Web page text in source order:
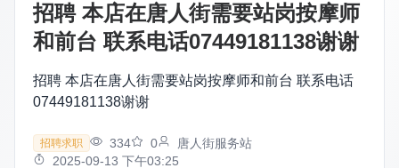
招聘 本店在唐人街需要站岗按摩师
和前台 联系电话07449181138谢谢
招聘 本店在唐人街需要站岗按摩师和前台 联系电话
07449181138谢谢
招聘求职 334 0
唐人街服务站
2025-09-13 下午03:25